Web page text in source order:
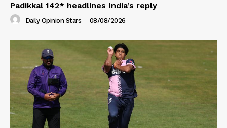
Padikkal 142* headlines India’s reply
Daily Opinion Stars - 08/08/2026